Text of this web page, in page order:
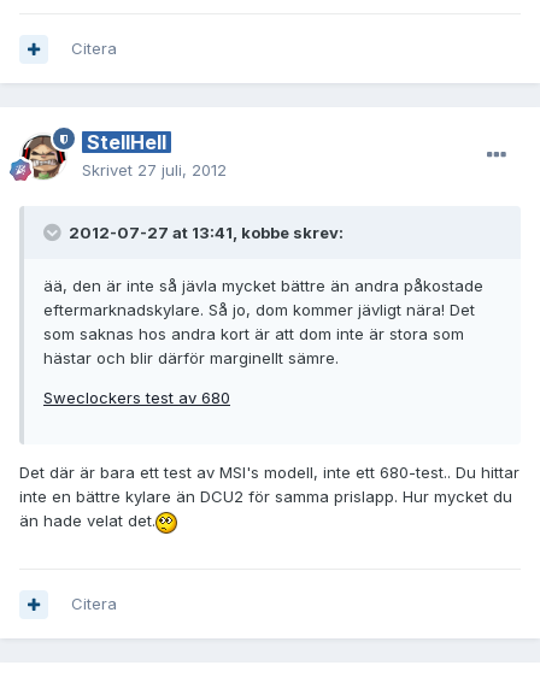
Citera
StellHell
Skrivet 27 juli, 2012
2012-07-27 at 13:41, kobbe skrev:
ää, den är inte så jävla mycket bättre än andra påkostade
eftermarknadskylare. Så jo, dom kommer jävligt nära! Det
som saknas hos andra kort är att dom inte är stora som
hästar och blir därför marginellt sämre.
Sweclockers test av 680
Det där är bara ett test av MSI's modell, inte ett 680-test.. Du hittar
inte en bättre kylare än DCU2 för samma prislapp. Hur mycket du
än hade velat det.
Citera